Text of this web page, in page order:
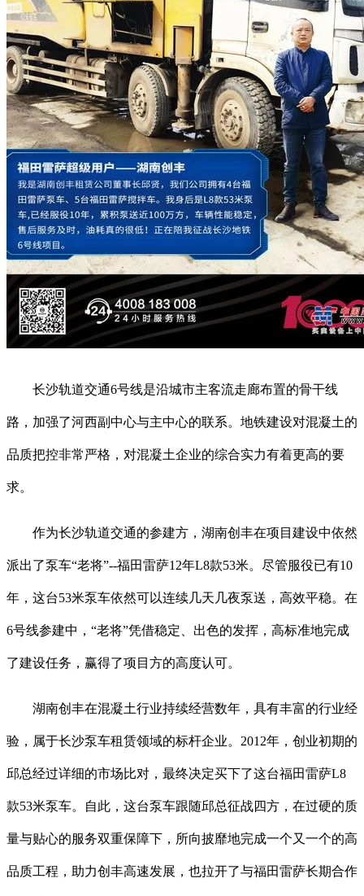
长沙轨道交通6号线是沿城市主客流走廊布置的骨干线
路，加强了河西副中心与主中心的联系。地铁建设对混凝土的
品质把控非常严格，对混凝土企业的综合实力有着更高的要
求。
作为长沙轨道交通的参建方，湖南创丰在项目建设中依然
派出了泵车“老将”--福田雷萨12年L8款53米。尽管服役已有10
年，这台53米泵车依然可以连续几天几夜泵送，高效平稳。在
6号线参建中，“老将”凭借稳定、出色的发挥，高标准地完成
了建设任务，赢得了项目方的高度认可。
湖南创丰在混凝土行业持续经营数年，具有丰富的行业经
验，属于长沙泵车租赁领域的标杆企业。2012年，创业初期的
邱总经过详细的市场比对，最终决定买下了这台福田雷萨L8
款53米泵车。自此，这台泵车跟随邱总征战四方，在过硬的质
量与贴心的服务双重保障下，所向披靡地完成一个又一个的高
品质工程，助力创丰高速发展，也拉开了与福田雷萨长期合作